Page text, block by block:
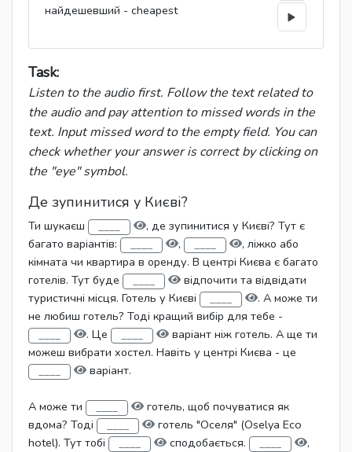
найдешевший - cheapest
Task:
Listen to the audio first. Follow the text related to
the audio and pay attention to missed words in the
text. Input missed word to the empty field. You can
check whether your answer is correct by clicking on
the "eye" symbol.
Де зупинитися у Києві?
Ти шукаєш
, де зупинитися у Києві? Тут є
багато варіантів:
,
, ліжко або
кімната чи квартира в оренду. В центрі Києва є багато
готелів. Тут буде
відпочити та відвідати
туристичні місця. Готель у Києві
. А може ти
не любиш готель? Тоді кращий вибір для тебе -
. Це
варіант ніж готель. А ще ти
можеш вибрати хостел. Навіть у центрі Києва - це
варіант.
А може ти
готель, щоб почуватися як
вдома? Тоді
готель "Оселя" (Oselya Eco
hotel). Тут тобі
сподобається.
,